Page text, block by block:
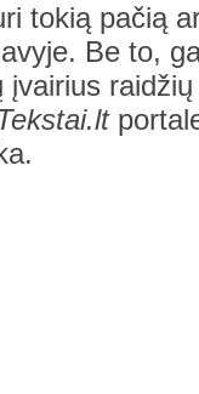
tokią pačią
Be to,
įvairius